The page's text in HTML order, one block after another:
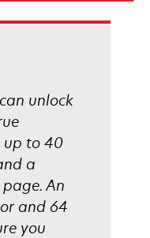
unlock
up to 40
a
An
and 64
you